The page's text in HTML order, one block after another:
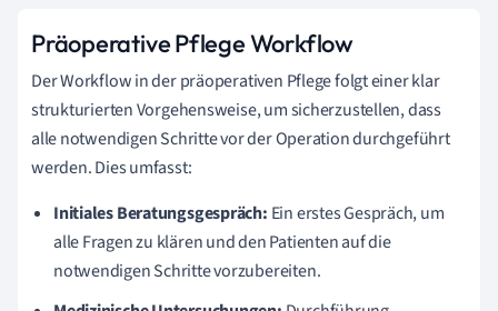
Präoperative Pflege Workflow
Der Workflow in der präoperativen Pflege folgt einer klar
strukturierten Vorgehensweise, um sicherzustellen, dass
alle notwendigen Schritte vor der Operation durchgeführt
werden. Dies umfasst:
Initiales Beratungsgespräch: Ein erstes Gespräch, um
alle Fragen zu klären und den Patienten auf die
notwendigen Schritte vorzubereiten.